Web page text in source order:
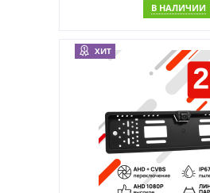
В НАЛИЧИИ
ХИТ